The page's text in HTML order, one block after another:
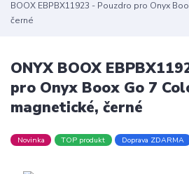
BOOX EBPBX11923 - Pouzdro pro Onyx
černé
ONYX BOOX
pro Onyx Boox Go 7
magnetické, černé
Novinka TOP produkt Doprava ZDARMA